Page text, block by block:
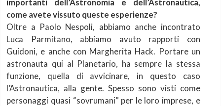
importanti dell’Astronomia e dell’Astronautica,
come avete vissuto queste esperienze?
Oltre a Paolo Nespoli, abbiamo anche incontrato
Luca Parmitano, abbiamo avuto rapporti con
Guidoni, e anche con Margherita Hack. Portare un
astronauta qui al Planetario, ha sempre la stessa
funzione, quella di avvicinare, in questo caso
l’Astronautica, alla gente. Spesso sono visti come
personaggi quasi “sovrumani” per le loro imprese, e